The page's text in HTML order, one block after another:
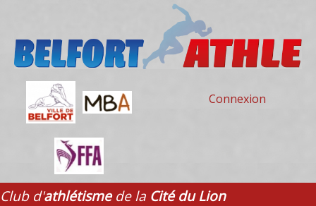
Connexion
Club d'athlétismede la Cité du Lion